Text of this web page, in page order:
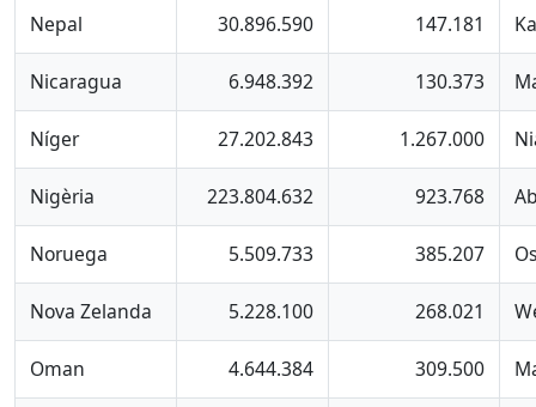
Nepal 30.896.590 147.181
Nicaragua 6.948.392 130.373
Níger 27.202.843 1.267.000
Nigèria 223.804.632 923.768
Noruega 5.509.733 385.207
Nova Zelanda 5.228.100 268.021
Oman 4.644.384 309.500